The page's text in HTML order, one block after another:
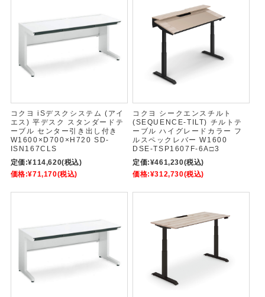
コクヨ iSデスクシステム (アイ
エス) 平デスク スタンダードテ
ーブル センター引き出し付き
W1600×D700×H720 SD-
ISN167CLS
定価:¥114,620(税込)
価格:¥71,170(税込)
コクヨ シークエンスチルト
(SEQUENCE-TILT) チルトテ
ーブル ハイグレードカラー フ
ルスペックレバー W1600
DSE-TSP1607F-6A□3
定価:¥461,230(税込)
価格:¥312,730(税込)